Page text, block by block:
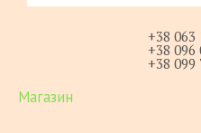
+38 063
+38 096
+38 099
Магазин